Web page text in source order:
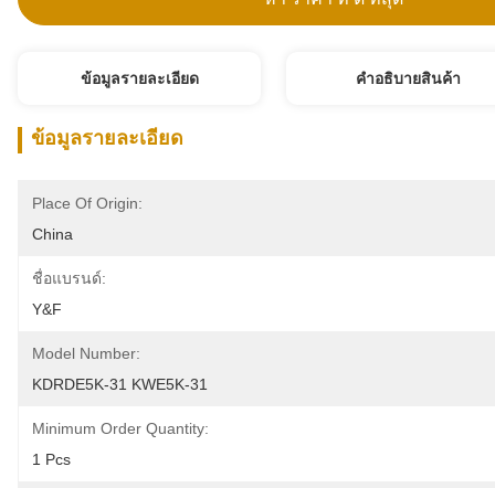
ข้อมูลรายละเอียด คําอธิบายสินค้า
ข้อมูลรายละเอียด
Place Of Origin:
China
ชื่อแบรนด์:
Y&F
Model Number:
KDRDE5K-31 KWE5K-31
Minimum Order Quantity:
1 Pcs